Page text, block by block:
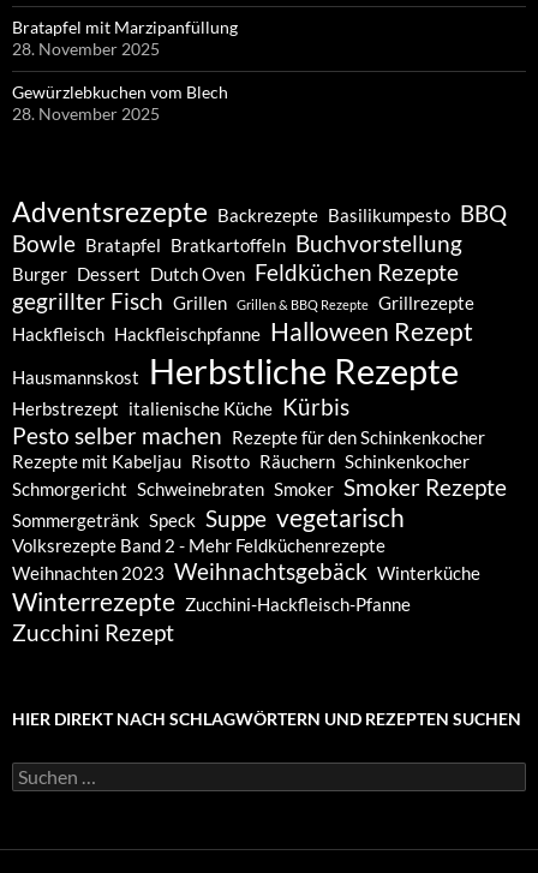
Bratapfel mit Marzipanfüllung
28. November 2025
Gewürzlebkuchen vom Blech
28. November 2025
Adventsrezepte Backrezepte Basilikumpesto BBQ
Bowle Bratapfel Bratkartoffeln Buchvorstellung
Burger Dessert Dutch Oven Feldküchen Rezepte
gegrillter Fisch Grillen Grillen & BBQ Rezepte
Grillrezepte
Hackfleisch Hackfleischpfanne Halloween Rezept
Hausmannskost Herbstliche Rezepte
Herbstrezept italienische Küche Kürbis
Pesto selber machen Rezepte für den Schinkenkocher
Rezepte mit Kabeljau Risotto Räuchern Schinkenkocher
Schmorgericht Schweinebraten Smoker Smoker Rezepte
Sommergetränk Speck Suppe vegetarisch
Volksrezepte Band 2 - Mehr Feldküchenrezepte
Weihnachten 2023 Weihnachtsgebäck Winterküche
Winterrezepte Zucchini-Hackfleisch-Pfanne
Zucchini Rezept
HIER DIREKT NACH SCHLAGWÖRTERN UND REZEPTEN SUCHEN
Suchen
nach: